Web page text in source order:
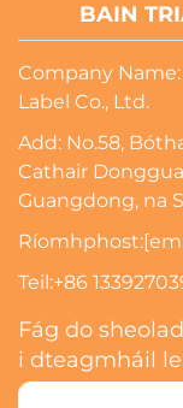
BAIN
Company
Label Co., Ltd.
Add: No.58,
Cathair
Guangdong, na
Ríomhphost:
Teil:+86
Fág do
i dteagmháil